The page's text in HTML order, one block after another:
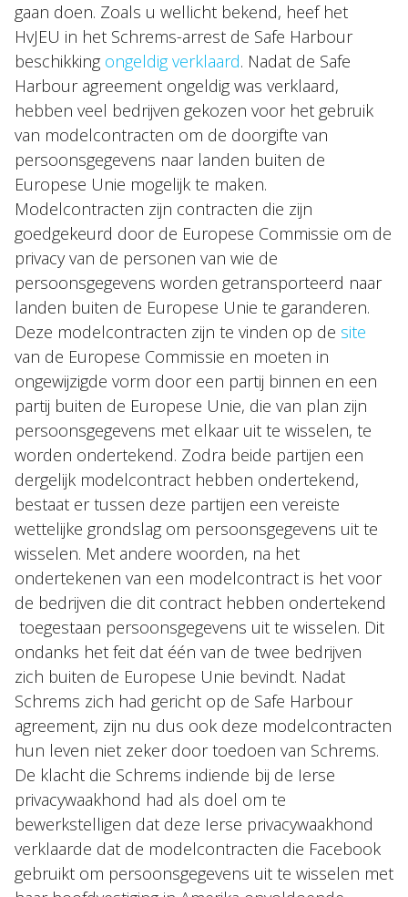
gaan doen. Zoals u wellicht bekend, heef het
HvJEU in het Schrems-arrest de Safe Harbour
beschikking ongeldig verklaard. Nadat de Safe
Harbour agreement ongeldig was verklaard,
hebben veel bedrijven gekozen voor het gebruik
van modelcontracten om de doorgifte van
persoonsgegevens naar landen buiten de
Europese Unie mogelijk te maken.
Modelcontracten zijn contracten die zijn
goedgekeurd door de Europese Commissie om de
privacy van de personen van wie de
persoonsgegevens worden getransporteerd naar
landen buiten de Europese Unie te garanderen.
Deze modelcontracten zijn te vinden op de site
van de Europese Commissie en moeten in
ongewijzigde vorm door een partij binnen en een
partij buiten de Europese Unie, die van plan zijn
persoonsgegevens met elkaar uit te wisselen, te
worden ondertekend. Zodra beide partijen een
dergelijk modelcontract hebben ondertekend,
bestaat er tussen deze partijen een vereiste
wettelijke grondslag om persoonsgegevens uit te
wisselen. Met andere woorden, na het
ondertekenen van een modelcontract is het voor
de bedrijven die dit contract hebben ondertekend
toegestaan persoonsgegevens uit te wisselen. Dit
ondanks het feit dat één van de twee bedrijven
zich buiten de Europese Unie bevindt. Nadat
Schrems zich had gericht op de Safe Harbour
agreement, zijn nu dus ook deze modelcontracten
hun leven niet zeker door toedoen van Schrems.
De klacht die Schrems indiende bij de Ierse
privacywaakhond had als doel om te
bewerkstelligen dat deze Ierse privacywaakhond
verklaarde dat de modelcontracten die Facebook
gebruikt om persoonsgegevens uit te wisselen met